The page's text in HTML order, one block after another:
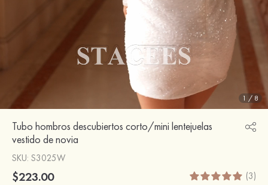
1 / 8
Tubo hombros descubiertos corto/mini lentejuelas
vestido de novia
SKU: S3025W
$223.00 (3)